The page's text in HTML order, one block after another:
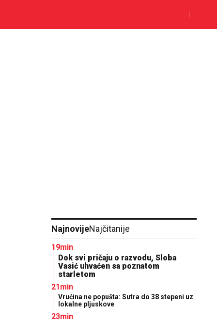
NajnovijeNajčitanije
19min
Dok svi pričaju o razvodu, Sloba
Vasić uhvaćen sa poznatom
starletom
21min
Vrućina ne popušta: Sutra do 38 stepeni uz
lokalne pljuskove
23min